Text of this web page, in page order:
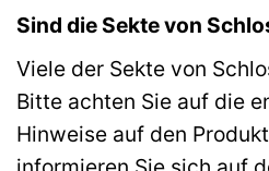
Sind die Sekte von
Viele der Sekte von
Bitte achten Sie auf die
Hinweise auf den